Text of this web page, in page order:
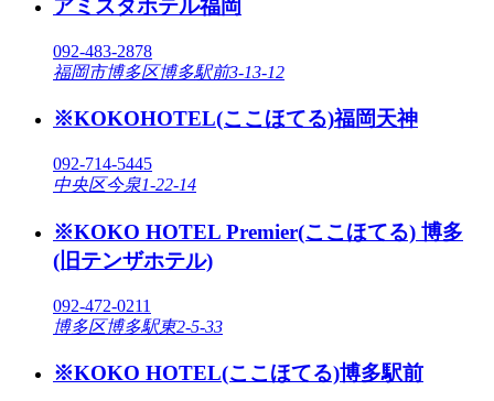
アミスタホテル福岡
092-483-2878
福岡市博多区博多駅前3-13-12
※KOKOHOTEL(ここほてる)福岡天神
092-714-5445
中央区今泉1-22-14
※KOKO HOTEL Premier(ここほてる) 博多
(旧テンザホテル)
092-472-0211
博多区博多駅東2-5-33
※KOKO HOTEL(ここほてる)博多駅前